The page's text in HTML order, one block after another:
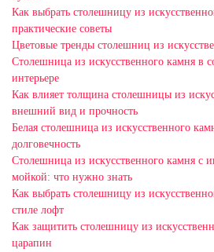
Как выбрать столешницу из
практические советы
Цветовые тренды столешниц из
Столешница из искусственного камня в
интерьере
Как влияет толщина столешницы из
внешний вид и прочность
Белая столешница из искусственного
долговечность
Столешница из искусственного камня с
мойкой: что нужно знать
Как выбрать столешницу из
стиле лофт
Как защитить столешницу из
царапин